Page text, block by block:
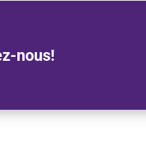
nous!